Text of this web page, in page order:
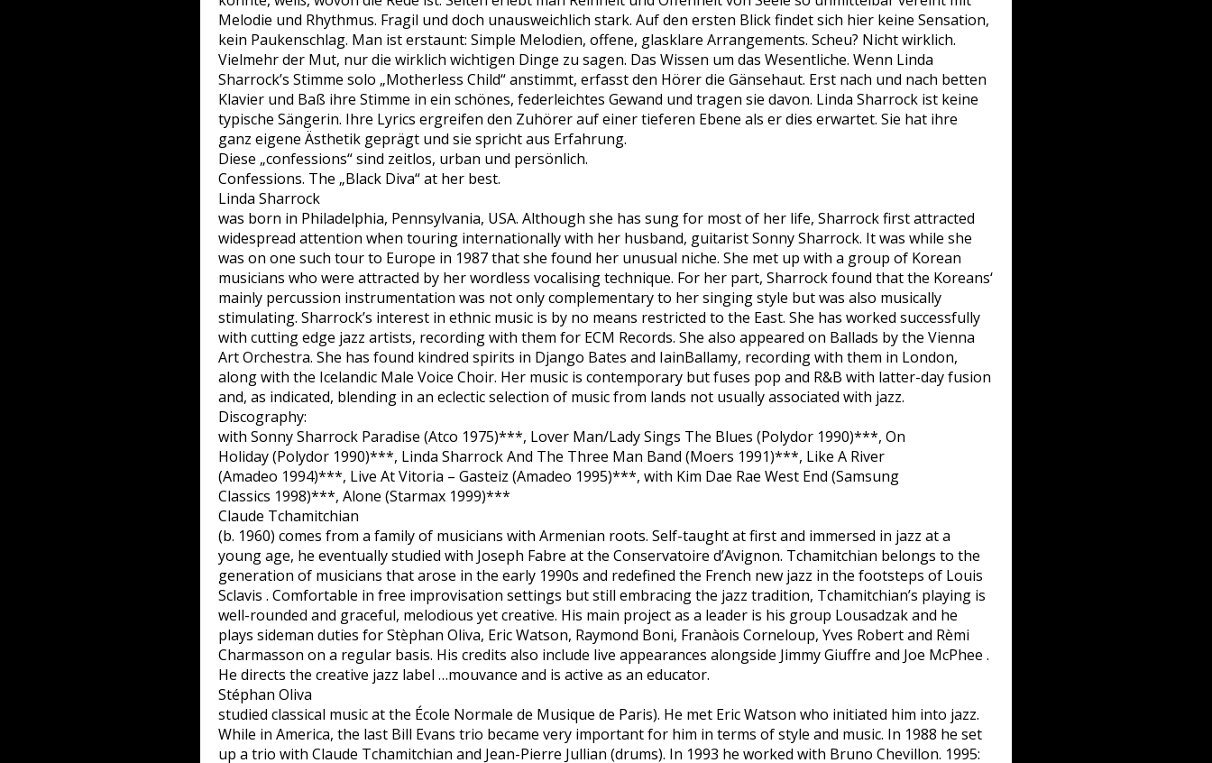
Melodie und Rhythmus. Fragil und doch unausweichlich stark. Auf den ersten Blick findet sich hier keine Sensation,
kein Paukenschlag. Man ist erstaunt: Simple Melodien, offene, glasklare Arrangements. Scheu? Nicht wirklich.
Vielmehr der Mut, nur die wirklich wichtigen Dinge zu sagen. Das Wissen um das Wesentliche. Wenn Linda
Sharrock’s Stimme solo „Motherless Child“ anstimmt, erfasst den Hörer die Gänsehaut. Erst nach und nach betten
Klavier und Baß ihre Stimme in ein schönes, federleichtes Gewand und tragen sie davon. Linda Sharrock ist keine
typische Sängerin. Ihre Lyrics ergreifen den Zuhörer auf einer tieferen Ebene als er dies erwartet. Sie hat ihre
ganz eigene Ästhetik geprägt und sie spricht aus Erfahrung.
Diese „confessions“ sind zeitlos, urban und persönlich.
Confessions. The „Black Diva“ at her best.
Linda Sharrock
was born in Philadelphia, Pennsylvania, USA. Although she has sung for most of her life, Sharrock first attracted
widespread attention when touring internationally with her husband, guitarist Sonny Sharrock. It was while she
was on one such tour to Europe in 1987 that she found her unusual niche. She met up with a group of Korean
musicians who were attracted by her wordless vocalising technique. For her part, Sharrock found that the Koreans‘
mainly percussion instrumentation was not only complementary to her singing style but was also musically
stimulating. Sharrock’s interest in ethnic music is by no means restricted to the East. She has worked successfully
with cutting edge jazz artists, recording with them for ECM Records. She also appeared on Ballads by the Vienna
Art Orchestra. She has found kindred spirits in Django Bates and IainBallamy, recording with them in London,
along with the Icelandic Male Voice Choir. Her music is contemporary but fuses pop and R&B with latter-day fusion
and, as indicated, blending in an eclectic selection of music from lands not usually associated with jazz.
Discography:
with Sonny Sharrock Paradise (Atco 1975)***, Lover Man/Lady Sings The Blues (Polydor 1990)***, On
Holiday (Polydor 1990)***, Linda Sharrock And The Three Man Band (Moers 1991)***, Like A River
(Amadeo 1994)***, Live At Vitoria – Gasteiz (Amadeo 1995)***, with Kim Dae Rae West End (Samsung
Classics 1998)***, Alone (Starmax 1999)***
Claude Tchamitchian
(b. 1960) comes from a family of musicians with Armenian roots. Self-taught at first and immersed in jazz at a
young age, he eventually studied with Joseph Fabre at the Conservatoire d’Avignon. Tchamitchian belongs to the
generation of musicians that arose in the early 1990s and redefined the French new jazz in the footsteps of Louis
Sclavis . Comfortable in free improvisation settings but still embracing the jazz tradition, Tchamitchian’s playing is
well-rounded and graceful, melodious yet creative. His main project as a leader is his group Lousadzak and he
plays sideman duties for Stèphan Oliva, Eric Watson, Raymond Boni, Franàois Corneloup, Yves Robert and Rèmi
Charmasson on a regular basis. His credits also include live appearances alongside Jimmy Giuffre and Joe McPhee .
He directs the creative jazz label …mouvance and is active as an educator.
Stéphan Oliva
studied classical music at the École Normale de Musique de Paris). He met Eric Watson who initiated him into jazz.
While in America, the last Bill Evans trio became very important for him in terms of style and music. In 1988 he set
up a trio with Claude Tchamitchian and Jean-Pierre Jullian (drums). In 1993 he worked with Bruno Chevillon. 1995: